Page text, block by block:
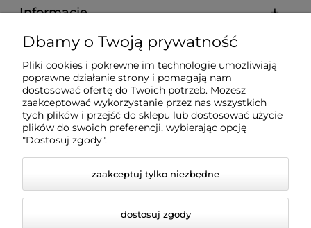
Informacje
Zakupy
Pomoc
Moje konto
Dbamy o Twoją prywatność
Pliki cookies i pokrewne im technologie umożliwiają
poprawne działanie strony i pomagają nam
dostosować ofertę do Twoich potrzeb. Możesz
zaakceptować wykorzystanie przez nas wszystkich
tych plików i przejść do sklepu lub dostosować użycie
plików do swoich preferencji, wybierając opcję
"Dostosuj zgody".
zaakceptuj tylko niezbędne
dostosuj zgody